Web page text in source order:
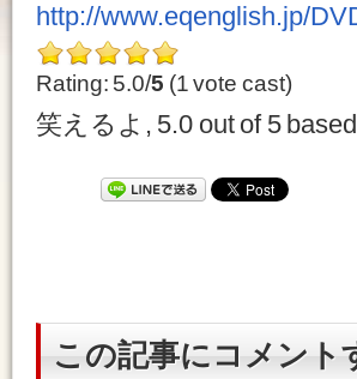
http://www.eqenglish.jp/
Rating: 5.0/5 (1 vote cast)
笑えるよ , 5.0 out of 5
この記事にコメント